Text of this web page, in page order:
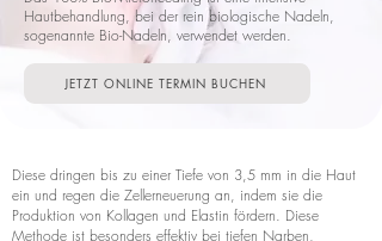
Hautbehandlung, bei der rein biologische Nadeln,
sogenannte Bio-Nadeln, verwendet werden.
JETZT ONLINE TERMIN BUCHEN
Diese dringen bis zu einer Tiefe von 3,5 mm in die Haut
ein und regen die Zellerneuerung an, indem sie die
Produktion von Kollagen und Elastin fördern. Diese
Methode ist besonders effektiv bei tiefen Narben,